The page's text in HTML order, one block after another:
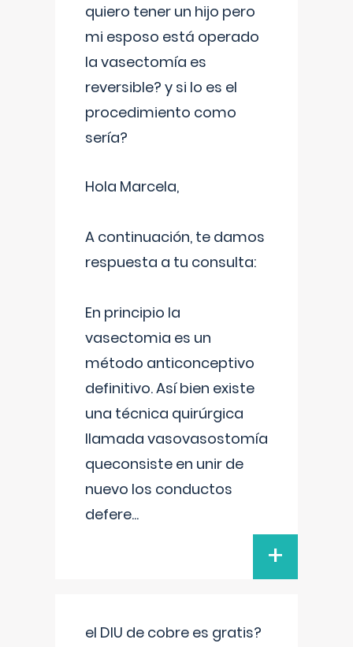
quiero tener un hijo pero
mi esposo está operado
la vasectomía es
reversible? y si lo es el
procedimiento como
sería?
Hola Marcela,
A continuación, te damos
respuesta a tu consulta:
En principio la
vasectomia es un
método anticonceptivo
definitivo. Así bien existe
una técnica quirúrgica
llamada vasovasostomía
queconsiste en unir de
nuevo los conductos
defere...
+
el DIU de cobre es gratis?